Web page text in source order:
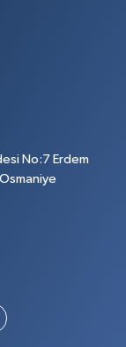
No:7 Erdem